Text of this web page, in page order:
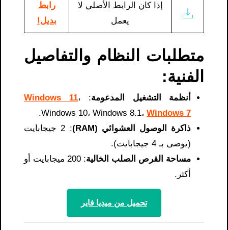
إذا كان الرابط الأصلي لا
يعمل
رابط
بديل!
متطلبات النظام والتفاصيل
الفنية:
أنظمة التشغيل المدعومة:
Windows 11،
Windows 10، Windows 8.1،Windows 7
.
ذاكرة الوصول العشوائي (RAM)
: 2 جيجابايت
(يوصى بـ 4 جيجابايت).
مساحة القرص الصلب الخالية
: 200 ميجابايت أو
أكثر.
تحميل من ميديا ​​فاير